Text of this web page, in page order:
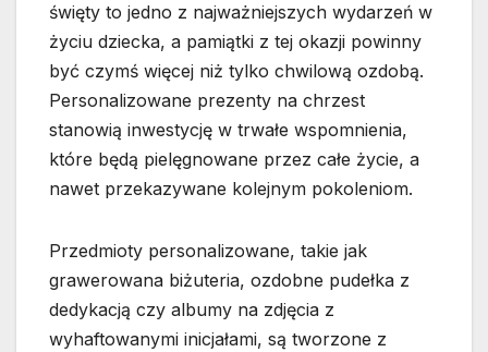
święty to jedno z najważniejszych wydarzeń w
życiu dziecka, a pamiątki z tej okazji powinny
być czymś więcej niż tylko chwilową ozdobą.
Personalizowane prezenty na chrzest
stanowią inwestycję w trwałe wspomnienia,
które będą pielęgnowane przez całe życie, a
nawet przekazywane kolejnym pokoleniom.
Przedmioty personalizowane, takie jak
grawerowana biżuteria, ozdobne pudełka z
dedykacją czy albumy na zdjęcia z
wyhaftowanymi inicjałami, są tworzone z